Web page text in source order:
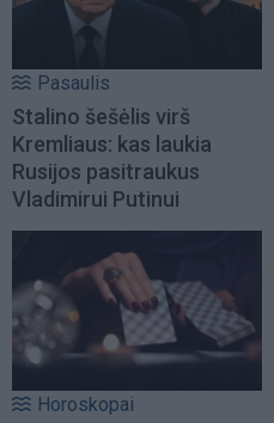
Pasaulis
Stalino šešėlis virš
Kremliaus: kas laukia
Rusijos pasitraukus
Vladimirui Putinui
Horoskopai